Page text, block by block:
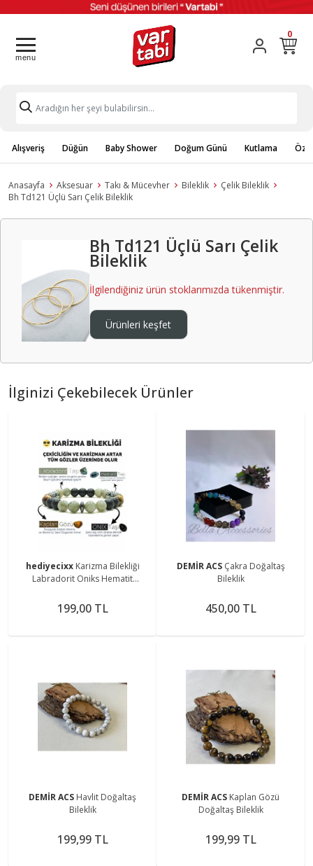
0
Alışveriş Düğün Baby Shower Doğum Günü Kutlama
Anasayfa Aksesuar Takı & Mücevher Bileklik
Çelik Bileklik
Bh Td121 Üçlü Sarı Çelik Bileklik
Bh Td121 Üçlü Sarı Çelik
Bileklik
İlgilendiğiniz ürün stoklarımızda tükenmiştir.
Ürünleri keşfet
İlginizi Çekebilecek Ürünler
hediyecixx Karizma Bilekliği
Labradorit Oniks Hematit
199,00 TL
DEMİR ACS Çakra Doğaltaş
Bileklik
450,00 TL
DEMİR ACS Havlit Doğaltaş
Bileklik
199,99 TL
DEMİR ACS Kaplan Gözü
Doğaltaş Bileklik
199,99 TL